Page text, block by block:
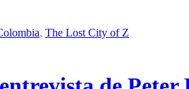
, The Lost City of Z